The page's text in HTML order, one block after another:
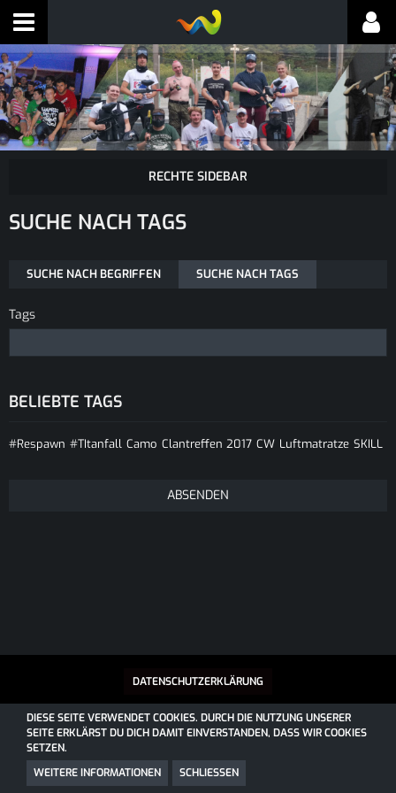
SUCHE NACH TAGS
SUCHE NACH BEGRIFFEN SUCHE NACH TAGS
Tags
BELIEBTE TAGS
#Respawn #TItanfall Camo Clantreffen 2017 CW Luftmatratze SKILL
DATENSCHUTZERKLÄRUNG
SOCIALBOX, ENTWICKELT VON WEBEXPANDED
COMMUNITY-DESIGN: COMMUNITYVON
DIESE SEITE VERWENDET COOKIES. DURCH DIE NUTZUNG UNSERER
SEITE ERKLÄRST DU DICH DAMIT EINVERSTANDEN, DASS WIR COOKIES
SETZEN.
WEITERE INFORMATIONEN
SCHLIESSEN